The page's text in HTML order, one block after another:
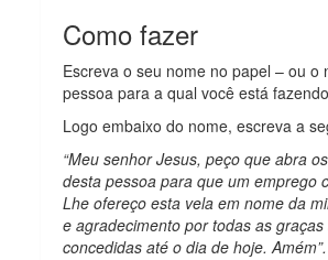
Como fazer
Escreva o seu nome no papel – ou o
pessoa para a qual você está
Logo embaixo do nome, escreva a
“Meu senhor Jesus, peço que abra
desta pessoa para que um emprego
Lhe ofereço esta vela em nome da
e agradecimento por todas as
concedidas até o dia de hoje. Amém”.